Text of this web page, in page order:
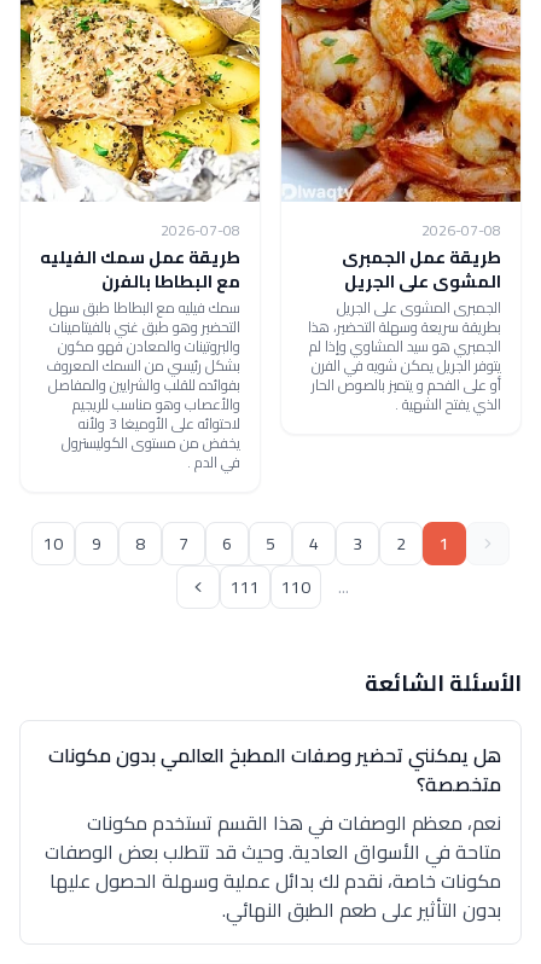
2026-07-08
طريقة عمل الجمبرى
المشوى على الجريل
الجمبرى المشوى على الجريل
بطريقة سريعة وسهلة التحضير، هذا
الجمبري هو سيد المشاوي وإذا لم
يتوفر الجريل يمكن شويه في الفرن
أو على الفحم و يتميز بالصوص الحار
الذي يفتح الشهية .
2026-07-08
طريقة عمل سمك الفيليه
مع البطاطا بالفرن
سمك فيليه مع البطاطا طبق سهل
التحضير وهو طبق غني بالفيتامينات
والبروتينات والمعادن فهو مكون
بشكل رئيسي من السمك المعروف
بفوائده للقلب والشرايين والمفاصل
والأعصاب وهو مناسب للريجيم
لاحتوائه على الأوميغا 3 ولأنه
يخفض من مستوى الكوليسترول
في الدم .
1
2
3
4
5
6
7
8
9
10
...
110
111
الأسئلة الشائعة
هل يمكنني تحضير وصفات المطبخ العالمي بدون مكونات
متخصصة؟
نعم، معظم الوصفات في هذا القسم تستخدم مكونات
متاحة في الأسواق العادية. وحيث قد تتطلب بعض الوصفات
مكونات خاصة، نقدم لك بدائل عملية وسهلة الحصول عليها
بدون التأثير على طعم الطبق النهائي.